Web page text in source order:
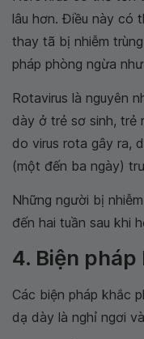
lâu hơn. Điều này có
thay tã bị nhiễm
pháp phòng ngừa
Rotavirus là nguyên
dày ở trẻ sơ sinh, trẻ
do virus rota gây ra,
(một đến ba ngày)
Những người bị
đến hai tuần sau khi
4. Biện
Các biện pháp khắc
dạ dày là nghỉ ngơi